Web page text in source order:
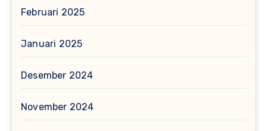
Februari 2025
Januari 2025
Desember 2024
November 2024